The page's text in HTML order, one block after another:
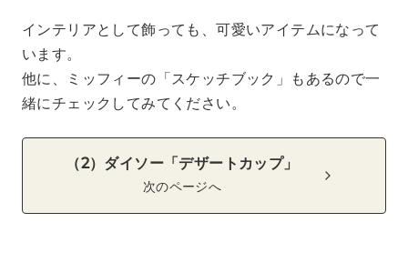
インテリアとして飾っても、可愛いアイテムになって
います。
他に、ミッフィーの「スケッチブック」もあるので一
緒にチェックしてみてください。
（2）ダイソー「デザートカップ」
次のページへ